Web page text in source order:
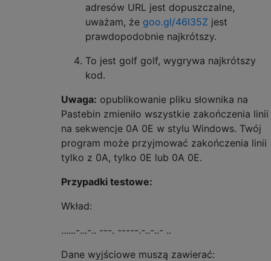
adresów URL jest dopuszczalne,
uważam, że goo.gl/46I35Z jest
prawdopodobnie najkrótszy.
To jest golf golf, wygrywa najkrótszy
kod.
Uwaga: opublikowanie pliku słownika na
Pastebin zmieniło wszystkie zakończenia linii
na sekwencje 0A 0E w stylu Windows. Twój
program może przyjmować zakończenia linii
tylko z 0A, tylko 0E lub 0A 0E.
Przypadki testowe:
Wkład:
......-...-.. ---. -----.-..-..- ..
Dane wyjściowe muszą zawierać: